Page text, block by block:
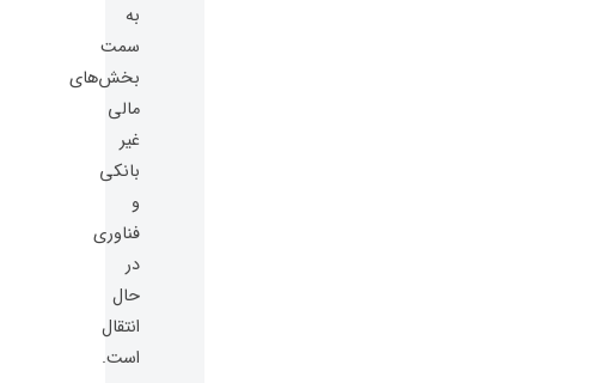
به
سمت
بخش‌های
مالی
غیر
بانکی
و
فناوری
در
حال
انتقال
است.